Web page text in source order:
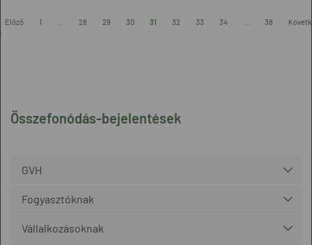
Összefonódás-bejelentések
GVH
Fogyasztóknak
Vállalkozásoknak
Előző 1 28 29 30 31 32 33 34 38